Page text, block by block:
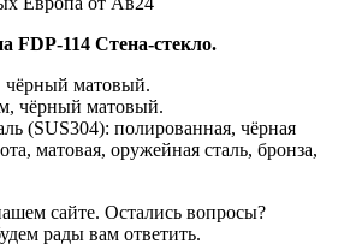
FDP-114 Стена-стекло.
матовый.
чёрный матовый.
(SUS304): полированная, чёрная
матовая, оружейная сталь, бронза,
сайте. Остались вопросы?
рады вам ответить.